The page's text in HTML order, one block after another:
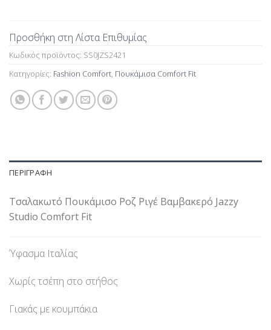
Προσθήκη στη Λίστα Επιθυμίας
Κωδικός προϊόντος: SS0JZS2421
Κατηγορίες: Fashion Comfort Πουκάμισα Comfort Fit
ΠΕΡΙΓΡΑΦΉ
Τσαλακωτό Πουκάμισο Ροζ Ριγέ Βαμβακερό Jazzy
Studio Comfort Fit
Ύφασμα Ιταλίας
Χωρίς τσέπη στο στήθος
Γιακάς με κουμπάκια